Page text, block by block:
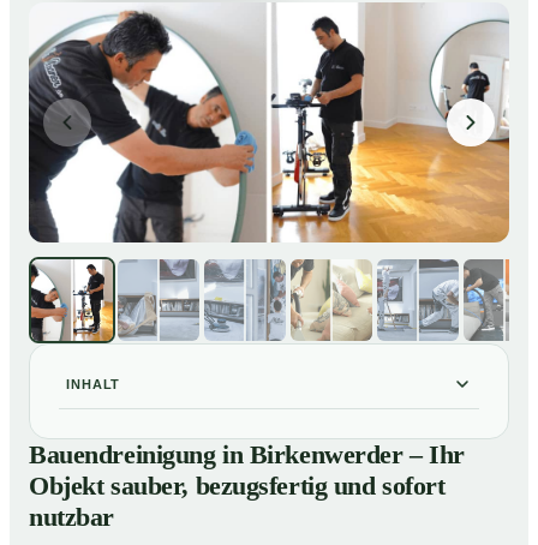
INHALT
Bauendreinigung in Birkenwerder – Ihr Objekt sauber,
bezugsfertig und sofort nutzbar
02
Bauendreinigung in Birkenwerder – gründliche
Entfernung von Handwerkerschmutz zum Festpreis
Bauendreinigung in Birkenwerder – Ihr
Objekt sauber, bezugsfertig und sofort
nutzbar